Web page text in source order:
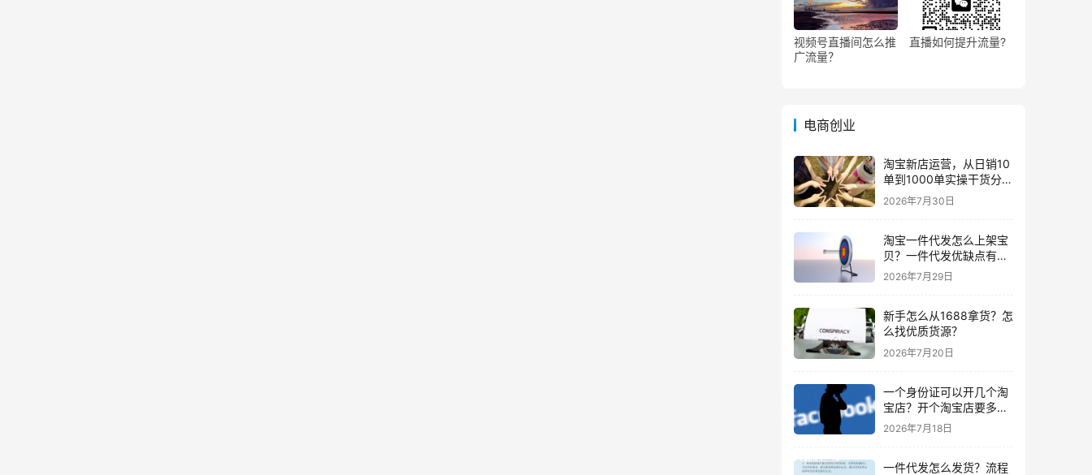
视频号直播间怎么推
广流量？
直播如何提升流量?
电商创业
淘宝新店运营，从日销10
单到1000单实操干货分
享！
2026年7月30日
淘宝一件代发怎么上架宝
贝？一件代发优缺点有哪
些？
2026年7月29日
新手怎么从1688拿货？怎
么找优质货源？
2026年7月20日
一个身份证可以开几个淘
宝店？开个淘宝店要多少
钱？
2026年7月18日
一件代发怎么发货？流程